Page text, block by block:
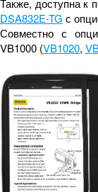
Также, доступна к
DSA832E-TG с
Совместно с
VB1000 (VB1020,